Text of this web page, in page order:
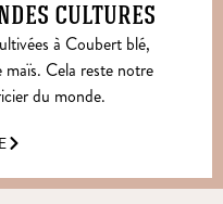
cultures
à Coubert blé,
Cela reste notre
du monde.